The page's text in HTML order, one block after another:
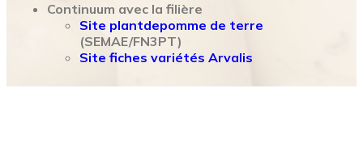
Continuum avec la filière
Site plantdepomme de terre
(SEMAE/FN3PT)
Site fiches variétés Arvalis